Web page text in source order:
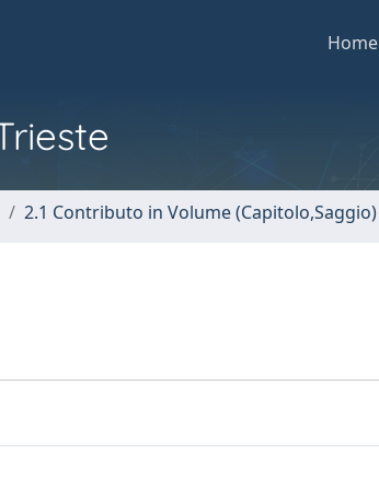
Home
2.1 Contributo in Volume (Capitolo,Saggio)